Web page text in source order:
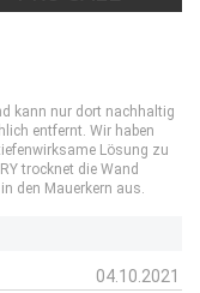
kann nur dort nachhaltig
entfernt. Wir haben
Lösung zu
trocknet die Wand
den Mauerkern aus.
04.10.2021